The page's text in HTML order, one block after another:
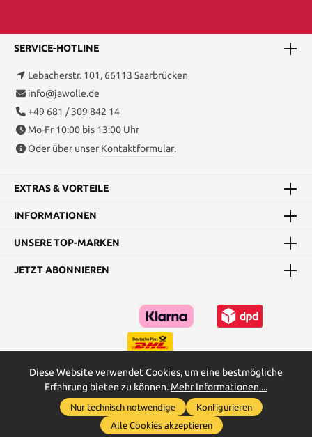
SERVICE-HOTLINE
Lebacherstr. 101, 66113 Saarbrücken
info@jawolle.de
+49 681 / 309 842 14
Mo-Fr 10:00 bis 13:00 Uhr
Oder über unser Kontaktformular.
EXTRAS & VORTEILE
INFORMATIONEN
UNSERE TOP-MARKEN
JETZT ABONNIEREN
Kataloge Maßtabellen & Grundanleitungen
* Alle Preise inkl. gesetzl. Mehrwertsteuer zzgl. Versandkosten
Werkzeugleiste anzeigen
Diese Website verwendet Cookies, um eine bestmögliche
Erfahrung bieten zu können. Mehr Informationen ...
Nur technisch notwendige
Konfigurieren
Alle Cookies akzeptieren